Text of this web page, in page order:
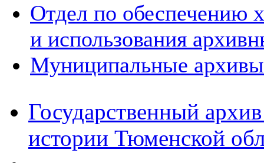
Отдел по обеспечению
и использования
Муниципальные архивы
Государственный
истории Тюменской